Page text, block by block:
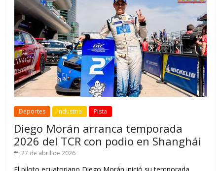
Deportes Industria Pista
Diego Morán arranca temporada
2026 del TCR con podio en Shanghái
27 de abril de 2026